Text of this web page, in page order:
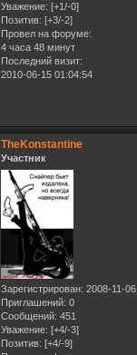
Уважение: [+1/-0]
Позитив: [+3/-2]
Провел на форуме:
4 часа 48 минут
Последний визит:
2010-06-15 01:04:54
TheKonstantine
Участник
Зарегистрирован: 2008-11-06
Приглашений: 0
Сообщений: 451
Уважение: [+4/-3]
Позитив: [+4/-9]